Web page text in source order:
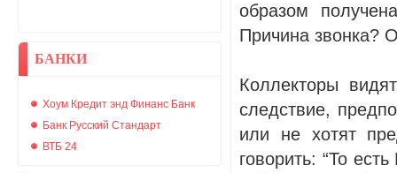
БАНКИ
Хоум Кредит энд Финанс Банк
Банк Русский Стандарт
ВТБ 24
образом
Причина звонка?
Коллекторы
следствие,
или не хотят
говорить: “То